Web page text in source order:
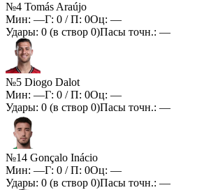
№4 Tomás Araújo
Мин: —Г: 0 / П: 0Оц: —
Удары: 0 (в створ 0)Пасы точн.: —
№5 Diogo Dalot
Мин: —Г: 0 / П: 0Оц: —
Удары: 0 (в створ 0)Пасы точн.: —
№14 Gonçalo Inácio
Мин: —Г: 0 / П: 0Оц: —
Удары: 0 (в створ 0)Пасы точн.: —